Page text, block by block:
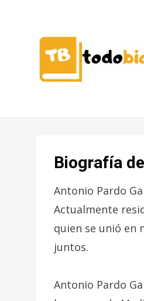
Biografía
Antonio Pardo
Actualmente
quien se unió en
juntos.
Antonio Pardo